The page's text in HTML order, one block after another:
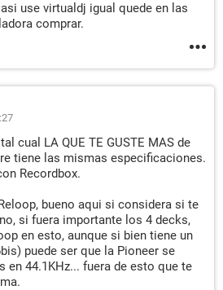
use virtualdj igual quede en las
comprar.
cual LA QUE TE GUSTE MAS de
tiene las mismas especificaciones.
Recordbox.
bueno aqui si considera si te
si fuera importante los 4 decks,
en esto, aunque si bien tiene un
puede ser que la Pioneer se
en 44.1KHz... fuera de esto que te